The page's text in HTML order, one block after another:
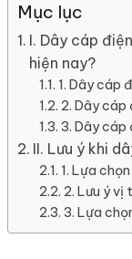
Mục lục
I. Dây cáp
hiện nay?
1. Dây cáp
2. Dây cáp
3. Dây cáp
II. Lưu ý khi
1. Lựa
2. Lưu ý vị
3. Lựa